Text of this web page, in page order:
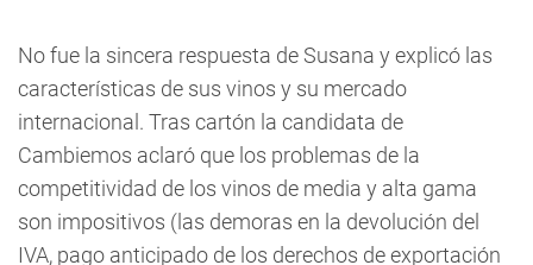
No fue la sincera respuesta de Susana y explicó las
características de sus vinos y su mercado
internacional. Tras cartón la candidata de
Cambiemos aclaró que los problemas de la
competitividad de los vinos de media y alta gama
son impositivos (las demoras en la devolución del
IVA, pago anticipado de los derechos de exportación